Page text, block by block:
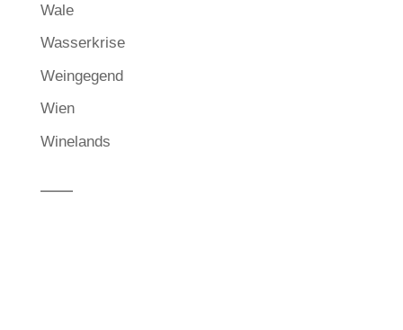
Wale
Wasserkrise
Weingegend
Wien
Winelands
——